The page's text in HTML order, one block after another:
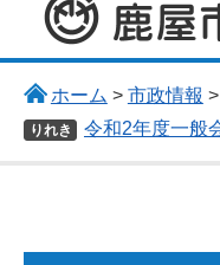
ホーム > 市政情報 >
りれき 令和2年度一般